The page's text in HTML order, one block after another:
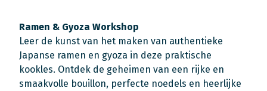
Ramen & Gyoza Workshop
Leer de kunst van het maken van authentieke
Japanse ramen en gyoza in deze praktische
kookles. Ontdek de geheimen van een rijke en
smaakvolle bouillon, perfecte noedels en heerlijke